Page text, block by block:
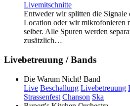
Livemitschnitte
Entweder wir splitten die
Location oder wir mikrofonieren
selber. Alle Spuren werden
zusätzlich…
Livebetreuung / Bands
Die Warum Nicht! Band
Live Beschallung Livebetreuung
Strassenfest Chanson Ska